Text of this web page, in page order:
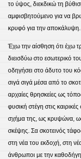
το ύψος, διεκδικώ τη
αμφισβητούμενο για να
κρυφό για την αποκάλυψη.
Έχω την αίσθηση ότι έχω
διεισδύω στο εσωτερικό
οδηγήσει στο άδυτο του
σιγά σιγά μέσα από το
αρχαίες θρησκείες ως
φυσική στέγη στις
σχήμα της, ως κρυψώνα,
σκέψης. Σα σκοτεινός
στη νέα του εκδοχή, στη
άνθρωποι με την